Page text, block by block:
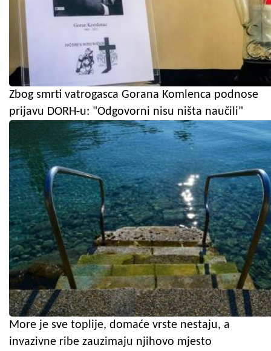
Zbog smrti vatrogasca Gorana Komlenca podnose
prijavu DORH-u: "Odgovorni nisu ništa naučili"
More je sve toplije, domaće vrste nestaju, a
invazivne ribe zauzimaju njihovo mjesto